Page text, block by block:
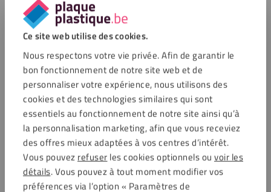
Ce site web utilise des cookies.
Nous respectons votre vie privée. Afin de garantir le
bon fonctionnement de notre site web et de
personnaliser votre expérience, nous utilisons des
cookies et des technologies similaires qui sont
essentiels au fonctionnement de notre site ainsi qu’à
la personnalisation marketing, afin que vous receviez
des offres mieux adaptées à vos centres d’intérêt.
Vous pouvez refuser les cookies optionnels ou voir les
détails. Vous pouvez à tout moment modifier vos
préférences via l’option « Paramètres de
Ces vis sont réalisées à partir d’acier inoxydable, pour
résister aux intempéries
Elles possèdent une tête de forme sphérique
Chaque kit contient un ensemble de 25 vis
Diamètre recommandé du trou de forage: 8 mm
Applications
Ces vis, réalisées à partir d’acier inoxydable de haute qualité,
possèdent un revêtement spécial qui leur permet de résister
à la corrosion, aux UV et aux rayures. Pour fixer les vis,
pensez à utiliser l’embout Torx T20. Ces vis possèdent une